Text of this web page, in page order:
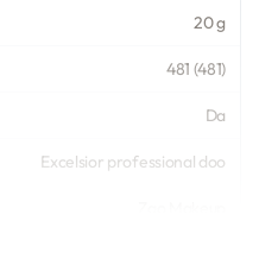
20 g
481 (481)
Da
Excelsior professional doo